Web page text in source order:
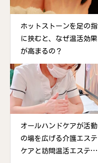
ホットストーンを足の指
に挟むと、なぜ温活効果
が高まるの？
オールハンドケアが活動
の場を広げる介護エステ
ケアと訪問温活エステケ